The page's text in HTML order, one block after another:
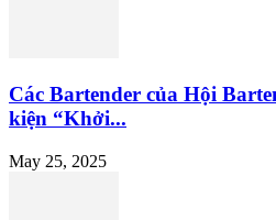
Các Bartender của Hội
kiện “Khởi...
May 25, 2025